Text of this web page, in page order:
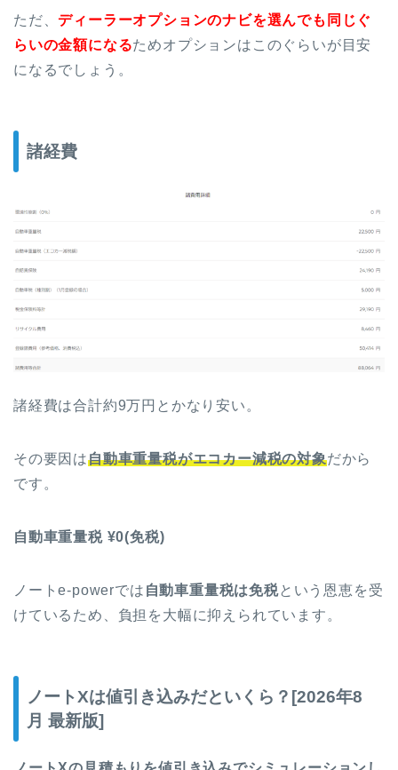
ただ、 ディーラーオプションのナビを選んでも同じぐ
らいの金額になるためオプションはこのぐらいが目安
になるでしょう。
諸経費
諸経費は合計約9万円とかなり安い。
その要因は自動車重量税がエコカー減税の対象だから
です。
自動車重量税 ¥0(免税)
ノートe-powerでは 自動車重量税は免税という恩恵を受
けているため、負担を大幅に抑えられています。
ノートXは値引き込みだといくら？[2026年8
月 最新版]